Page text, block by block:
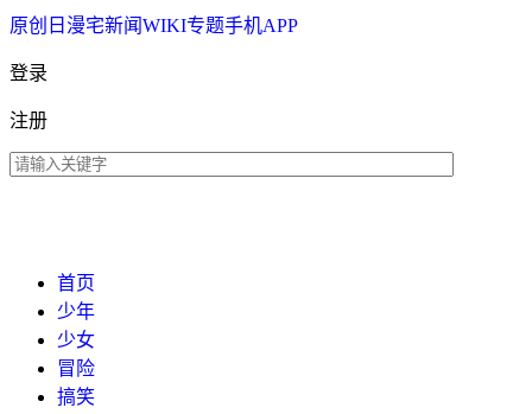
原创 日漫宅新闻WIKI专题手机APP
登录
注册
首页
少年
少女
冒险
搞笑